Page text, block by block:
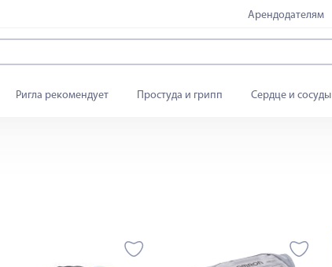
Арендодателям
Ригла рекомендует Простуда и грипп Сердце и сосуды